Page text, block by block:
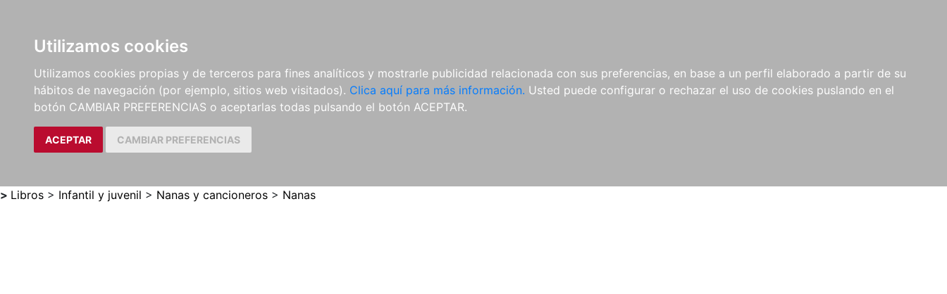
Utilizamos cookies
Utilizamos cookies propias y de terceros para fines analíticos y mostrarle publicidad relacionada con sus preferencias, en base a un perfil elaborado a partir de su
hábitos de navegación (por ejemplo, sitios web visitados). Clica aquí para más información. Usted puede configurar o rechazar el uso de cookies puslando en el
botón CAMBIAR PREFERENCIAS o aceptarlas todas pulsando el botón ACEPTAR.
ACEPTAR CAMBIAR PREFERENCIAS
LIBROS
MÉTODOS Y
EJERCICIOS
PARTITURAS Y EDICIONES
CRÍTICAS
REVISTAS
CDS Y
DVDS
MATERIAL
COMPLEMENTARIO
NOVEDADES NOTICIAS
COMPRAS
INSTITUCIONALES
> Libros > Infantil y juvenil > Nanas y cancioneros > Nanas